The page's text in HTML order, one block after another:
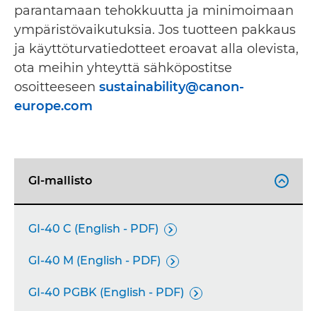
parantamaan tehokkuutta ja minimoimaan
ympäristövaikutuksia. Jos tuotteen pakkaus
ja käyttöturvatiedotteet eroavat alla olevista,
ota meihin yhteyttä sähköpostitse
osoitteeseen sustainability@canon-
europe.com
GI-mallisto 
GI-40 C (English - PDF) 
GI-40 M (English - PDF) 
GI-40 PGBK (English - PDF) 